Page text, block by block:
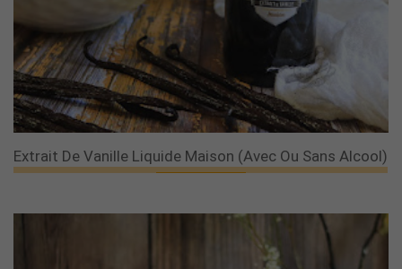
Extrait De Vanille Liquide Maison (avec Ou Sans Alcool)